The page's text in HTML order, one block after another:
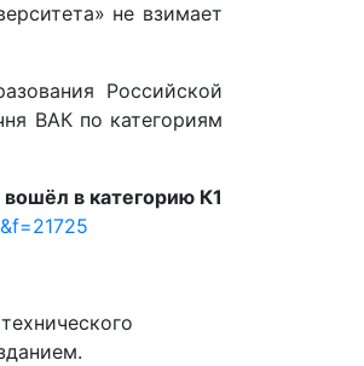
не взимает
Российской
ВАК по категориям
вошёл в категорию К1